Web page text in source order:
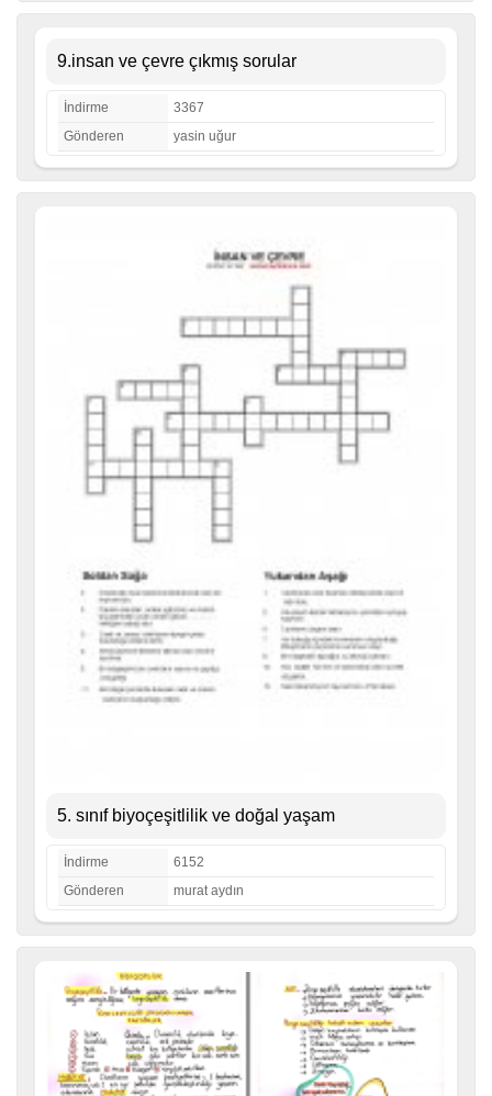
9.insan ve çevre çıkmış sorular
İndirme
3367
Gönderen
yasin uğur
5. sınıf biyoçeşitlilik ve doğal yaşam
İndirme
6152
Gönderen
murat aydın